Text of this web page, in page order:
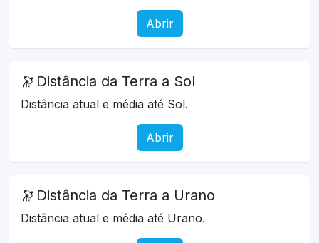
Abrir
🔭 Distância da Terra a Sol
Distância atual e média até Sol.
Abrir
🔭 Distância da Terra a Urano
Distância atual e média até Urano.